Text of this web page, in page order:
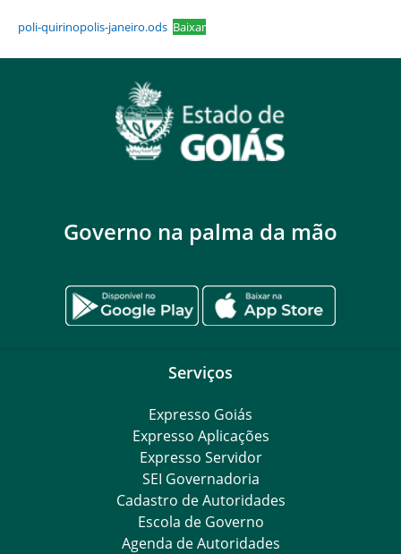
poli-quirinopolis-janeiro.ods Baixar
Governo na palma da mão
Serviços
Expresso Goiás
Expresso Aplicações
Expresso Servidor
SEI Governadoria
Cadastro de Autoridades
Escola de Governo
Agenda de Autoridades